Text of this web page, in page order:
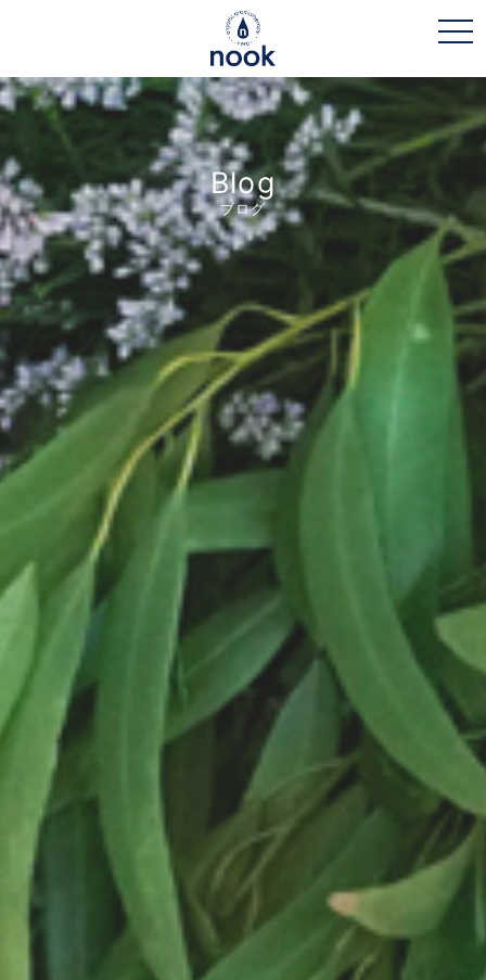
Blog
ブログ